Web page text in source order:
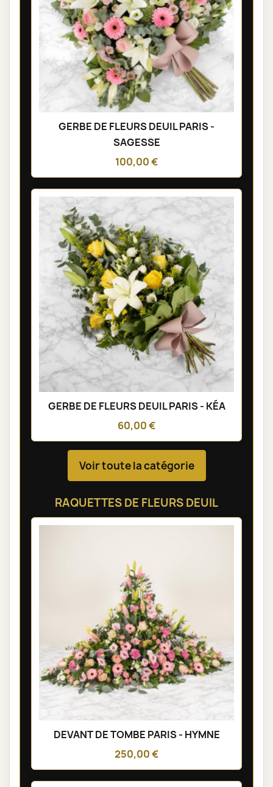
GERBE DE FLEURS DEUIL PARIS -
SAGESSE
100,00 €
GERBE DE FLEURS DEUIL PARIS - KÉA
60,00 €
Voir toute la catégorie
RAQUETTES DE FLEURS DEUIL
DEVANT DE TOMBE PARIS - HYMNE
250,00 €